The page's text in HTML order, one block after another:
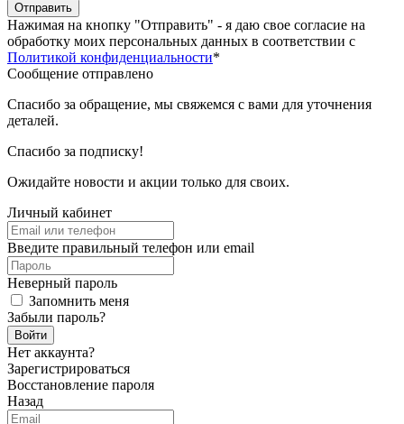
Отправить
Нажимая на кнопку "Отправить" - я даю свое согласие на
обработку моих персональных данных в соответствии с
Политикой конфиденциальности*
Сообщение отправлено
Спасибо за обращение, мы свяжемся с вами для уточнения
деталей.
Спасибо за подписку!
Ожидайте новости и акции только для своих.
Личный кабинет
Введите правильный телефон или email
Неверный пароль
Запомнить меня
Забыли пароль?
Войти
Нет аккаунта?
Зарегистрироваться
Восстановление пароля
Назад